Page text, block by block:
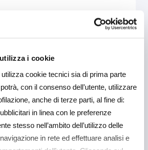
i cookie
cookie tecnici sia di prima parte
con il consenso dell’utente, utilizzare
anche di terze parti, al fine di:
in linea con le preferenze
stesso nell’ambito dell’utilizzo delle
in rete ed effettuare analisi e
Comunicati Stampa
il libro
“ROSSO
con il Comune
Civici di Vizzini